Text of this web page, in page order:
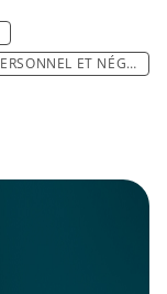
RELATIONS AVEC LES REPRÉSENTANTS DU PERSONNEL ET NÉGOCIATION COLLECTIVE